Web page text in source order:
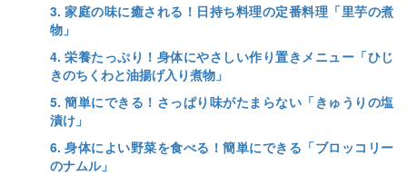
3. 家庭の味に癒される！日持ち料理の定番料理「里芋の煮
物」
4. 栄養たっぷり！身体にやさしい作り置きメニュー「ひじ
きのちくわと油揚げ入り煮物」
5. 簡単にできる！さっぱり味がたまらない「きゅうりの塩
漬け」
6. 身体によい野菜を食べる！簡単にできる「ブロッコリー
のナムル」